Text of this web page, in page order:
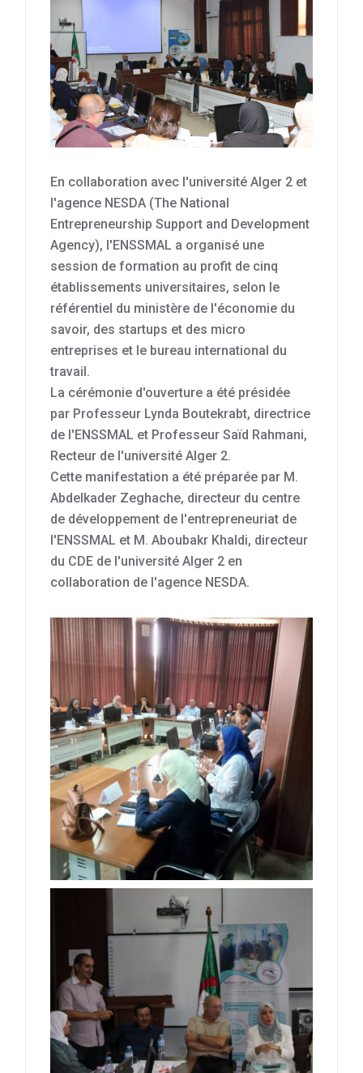
En collaboration avec l'université Alger 2 et
l'agence NESDA (The National
Entrepreneurship Support and Development
Agency), l'ENSSMAL a organisé une
session de formation au profit de cinq
établissements universitaires, selon le
référentiel du ministère de l'économie du
savoir, des startups et des micro
entreprises et le bureau international du
travail.
La cérémonie d'ouverture a été présidée
par Professeur Lynda Boutekrabt, directrice
de l'ENSSMAL et Professeur Saïd Rahmani,
Recteur de l'université Alger 2.
Cette manifestation a été préparée par M.
Abdelkader Zeghache, directeur du centre
de développement de l'entrepreneuriat de
l'ENSSMAL et M. Aboubakr Khaldi, directeur
du CDE de l'université Alger 2 en
collaboration de l'agence NESDA.